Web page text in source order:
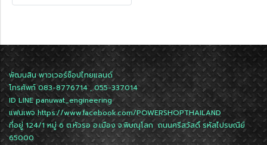
พัฒนสิน พาวเวอร์ช็อปไทยแลนด์
โทรศัพท์ 083-8776714 , 055-337014
ID LINEpanuwat_engineering
แฟนเพจhttps://www.facebook.com/POWERSHOPTHAILAND
ที่อยู่ 124/1 หมู่ 6 ต.หัวรอ อ.เมือง จ.พิษณุโลก ถนนศรีสวัสดิ์ รหัสไปรษณีย์
65000